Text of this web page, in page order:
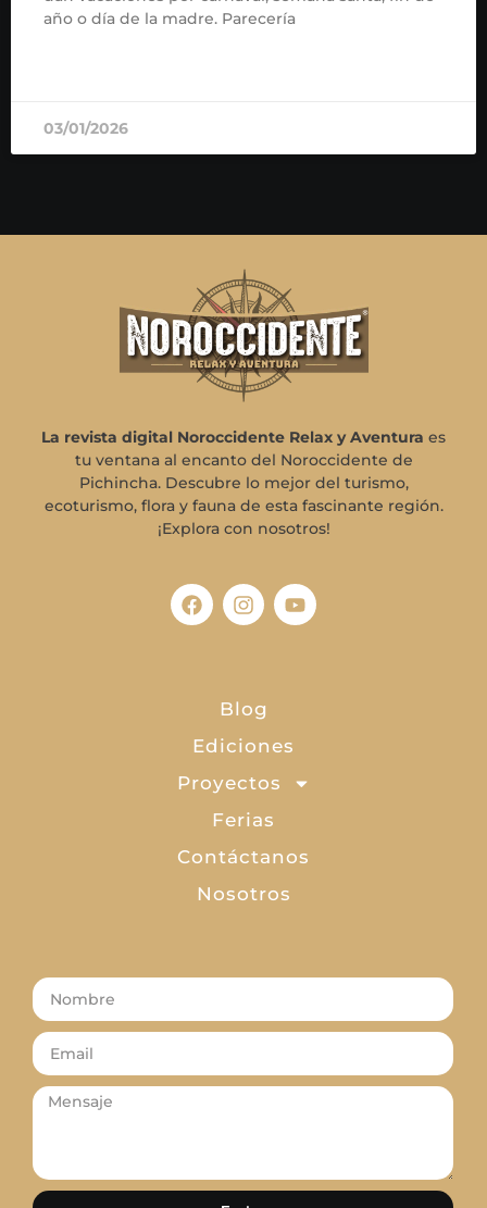
año o día de la madre. Parecería
03/01/2026
La revista digital Noroccidente Relax y Aventura es
tu ventana al encanto del Noroccidente de
Pichincha. Descubre lo mejor del turismo,
ecoturismo, flora y fauna de esta fascinante región.
¡Explora con nosotros!
Blog
Ediciones
Proyectos
Ferias
Contáctanos
Nosotros